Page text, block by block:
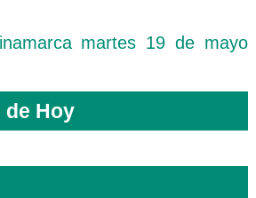
martes 19 de mayo
de Hoy